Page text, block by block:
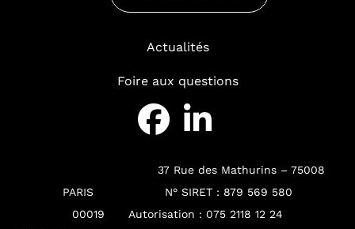
Actualités
Foire aux questions
37 Rue des Mathurins – 75008
PARIS
N° SIRET : 879 569 580
00019
Autorisation : 075 2118 12 24